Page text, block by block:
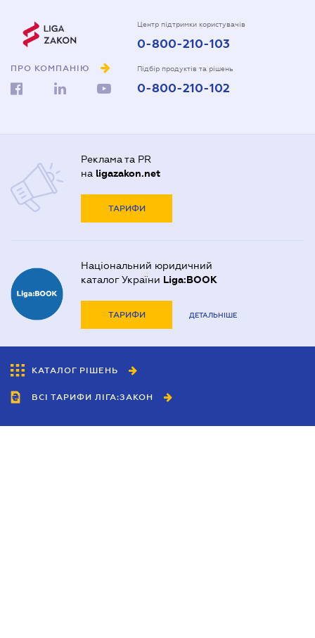
ПРО КОМПАНІЮ
Центр підтримки користувачів
0-800-210-103
Підбір продуктів та рішень
0-800-210-102
Реклама та PR
на ligazakon.net
ТАРИФИ
Національний юридичний
каталог України Liga:BOOK
ТАРИФИ ДЕТАЛЬНІШЕ
КАТАЛОГ РІШЕНЬ
ВСІ ТАРИФИ ЛІГА:ЗАКОН